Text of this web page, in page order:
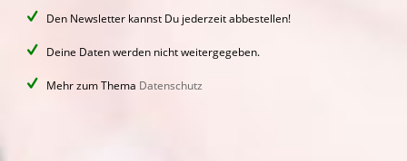
Den Newsletter kannst Du jederzeit abbestellen!
Deine Daten werden nicht weitergegeben.
Mehr zum Thema Datenschutz